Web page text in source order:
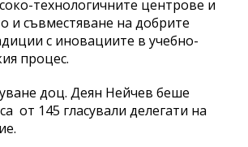
технологичните центрове и
и съвместяване на добрите
с иновациите в учебно-
процес.
доц. Деян Нейчев беше
от 145 гласували делегати на